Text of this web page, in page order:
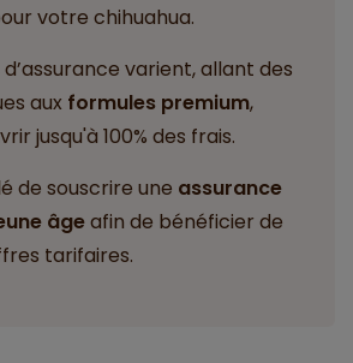
votre chihuahua.
varient, allant des
aux formules premium,
jusqu'à 100% des frais.
de souscrire une assurance
âgeafin de bénéficier de
tarifaires.